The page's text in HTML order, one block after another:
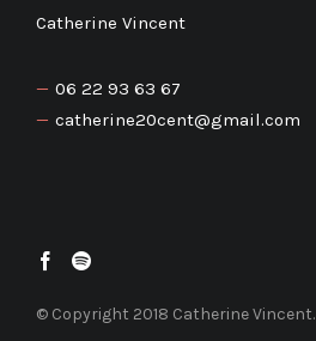
Catherine Vincent
06 22 93 63 67
catherine20cent@gmail.com
© Copyright 2018 Catherine Vincent.